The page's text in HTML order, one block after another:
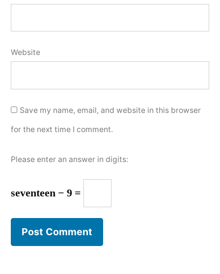
Website
Save my name, email, and website in this browser
for the next time I comment.
Please enter an answer in digits:
seventeen − 9 =